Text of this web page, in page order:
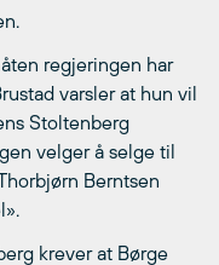
regjeringen har
varsler at hun vil
Stoltenberg
velger å selge til
Berntsen
krever at Børge